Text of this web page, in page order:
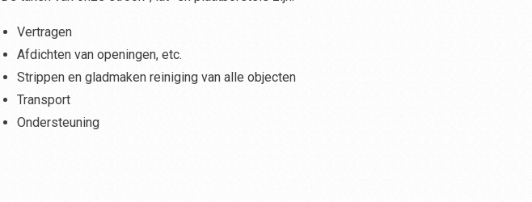
Vertragen
Afdichten van openingen, etc.
Strippen en gladmaken reiniging van alle objecten
Transport
Ondersteuning